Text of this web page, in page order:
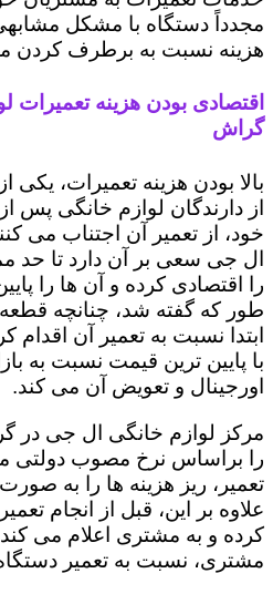
مجدداً دستگاه با مشکل
هزینه نسبت به برطرف کردن
اقتصادی بودن هزینه تعمیرات
گراش
بالا بودن هزینه تعمیرات،
از دارندگان لوازم خانگی
خود، از تعمیر آن اجتناب می
ال جی سعی بر آن دارد تا حد
را اقتصادی کرده و آن ها را
طور که گفته شد، چنانچه
ابتدا نسبت به تعمیر آن اقدام
با پایین ترین قیمت نسبت به
اورجینال و تعویض آن می کند.
مرکز لوازم خانگی ال جی در
را براساس نرخ مصوب دولتی
تعمیر، ریز هزینه ها را به
علاوه بر این، قبل از انجام
کرده و به مشتری اعلام می
مشتری، نسبت به تعمیر